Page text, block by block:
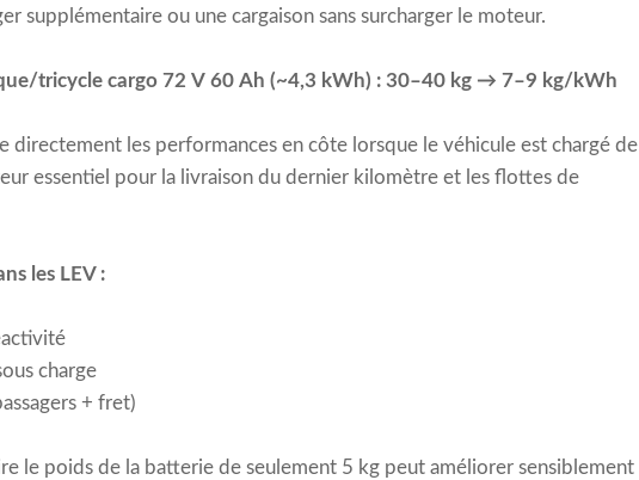
supplémentaire ou une cargaison sans surcharger le moteur.
tricycle cargo 72 V 60 Ah (~4,3 kWh) : 30–40 kg → 7–9 kg/kWh
directement les performances en côte lorsque le véhicule est chargé de
essentiel pour la livraison du dernier kilomètre et les flottes de
les LEV :
charge
+ fret)
le poids de la batterie de seulement 5 kg peut améliorer sensiblement